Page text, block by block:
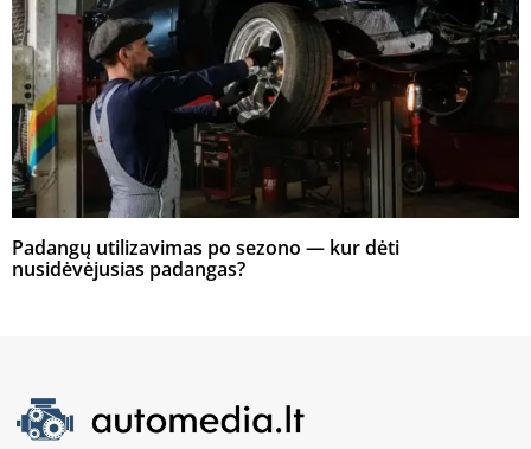
Padangų utilizavimas po sezono — kur dėti
nusidėvėjusias padangas?